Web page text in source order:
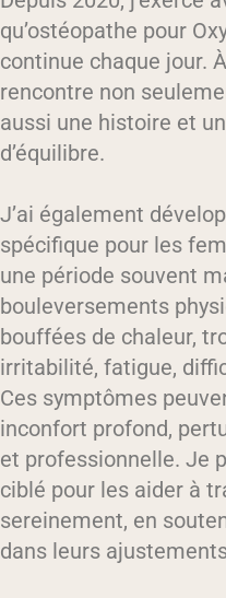
qu’ostéopathe pour
continue chaque jour.
rencontre non
aussi une histoire et
d’équilibre.
J’ai également
spécifique pour les
une période souvent
bouleversements
bouffées de chaleur,
irritabilité, fatigue,
Ces symptômes
inconfort profond,
et professionnelle. Je
ciblé pour les aider à
sereinement, en
dans leurs